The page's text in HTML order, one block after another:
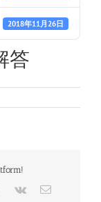
2018年11月26日
答
Pinterest
Vk
電